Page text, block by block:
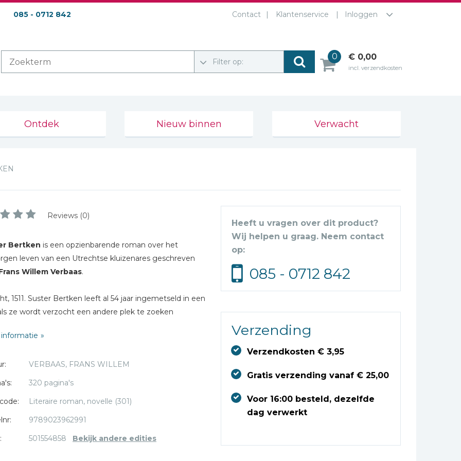
085 - 0712 842 Contact Klantenservice Inloggen
Filter op:
0 € 0,00
incl. verzendkosten
Ontdek Nieuw binnen Verwacht
Reviews (0)
Bertken is een opzienbarende roman over het
leven van een Utrechtse kluizenares geschreven
Willem Verbaas.
1511. Suster Bertken leeft al 54 jaar ingemetseld in een
ze wordt verzocht een andere plek te zoeken
heeft haar vader een vreselijke misstap begaan en
VERBAAS, FRANS WILLEM
320 pagina's
Literaire roman, novelle (301)
9789023962991
501554858 Bekijk andere edities
Heeft u vragen over dit product?
Wij helpen u graag. Neem contact
op:
085 - 0712 842
Verzending
Verzendkosten € 3,95
Gratis verzending vanaf € 25,00
Voor 16:00 besteld, dezelfde
dag verwerkt